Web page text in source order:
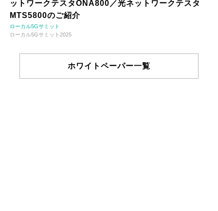
ットワークテスタONA800／光ネットワークテスタ
MTS5800のご紹介
ローカル5Gサミット
ローカル5Gサミット2025
ホワイトペーパー一覧